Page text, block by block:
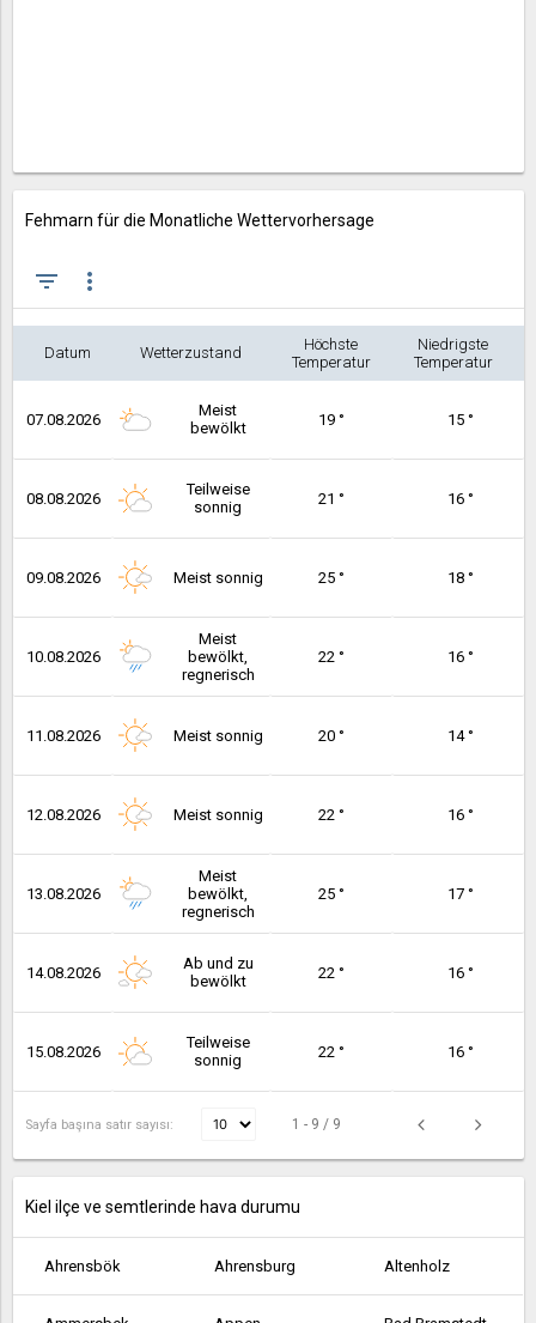
Fehmarn für die Monatliche Wettervorhersage
filter_list more_vert
Datum Wetterzustand
Höchste
Temperatur
Niedrigste
Temperatur
07.08.2026
Meist
bewölkt
19 ° 15 °
08.08.2026
Teilweise
sonnig
21 ° 16 °
09.08.2026 Meist sonnig 25 ° 18 °
10.08.2026
Meist
bewölkt,
regnerisch
22 ° 16 °
11.08.2026 Meist sonnig 20 ° 14 °
12.08.2026 Meist sonnig 22 ° 16 °
13.08.2026
Meist
bewölkt,
regnerisch
25 ° 17 °
14.08.2026
Ab und zu
bewölkt
22 ° 16 °
15.08.2026
Teilweise
sonnig
22 ° 16 °
Sayfa başına satır sayısı: 1 - 9 / 9
Kiel ilçe ve semtlerinde hava durumu
Ahrensbök Ahrensburg Altenholz